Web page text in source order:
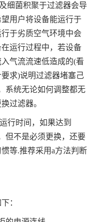
菌积聚于过滤器会导
用户将设备能运行于
于劣质空气环境中会
运行过程中，若设备
气流流速低造成的(看
求)说明过滤器堵塞己
系统无论如何调整都无
过滤器。
时间，如果达到
但不是必须更换，还要
等.推荐采用a方法判断
：